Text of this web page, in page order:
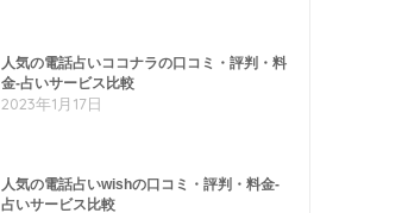
人気の電話占いココナラの口コミ・評判・料
金-占いサービス比較
2023年1月17日
人気の電話占いwishの口コミ・評判・料金-
占いサービス比較